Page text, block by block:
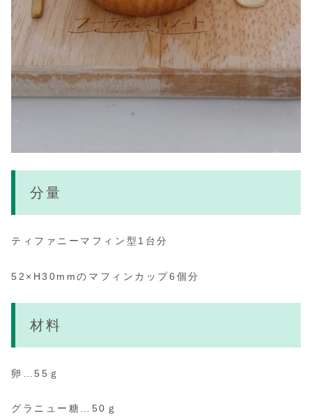
分量
ティファニーマフィン型1台分
52×H30mmのマフィンカップ6個分
材料
卵…55ｇ
グラニュー糖…50ｇ